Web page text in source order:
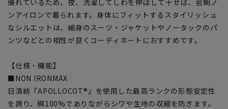
ンアイロンで着られます。身体にフィットするスタイリッシュ
なシルエットは、細身のスーツ・ジャケットやノータックのパ
ンツなどとの相性が良くコーディネートにおすすめです。
【仕様・機能】
■NON IRONMAX
日清紡『APOLLOCOT®』を使用した最高ランクの形態安定性
を誇り、綿100%でありながらシワや生地の収縮を防ぎます。